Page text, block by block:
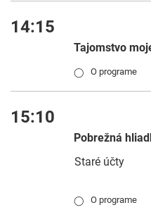
14:15
Tajomstvo
◯ O programe
15:10
Pobrežná
Staré účty
◯ O programe